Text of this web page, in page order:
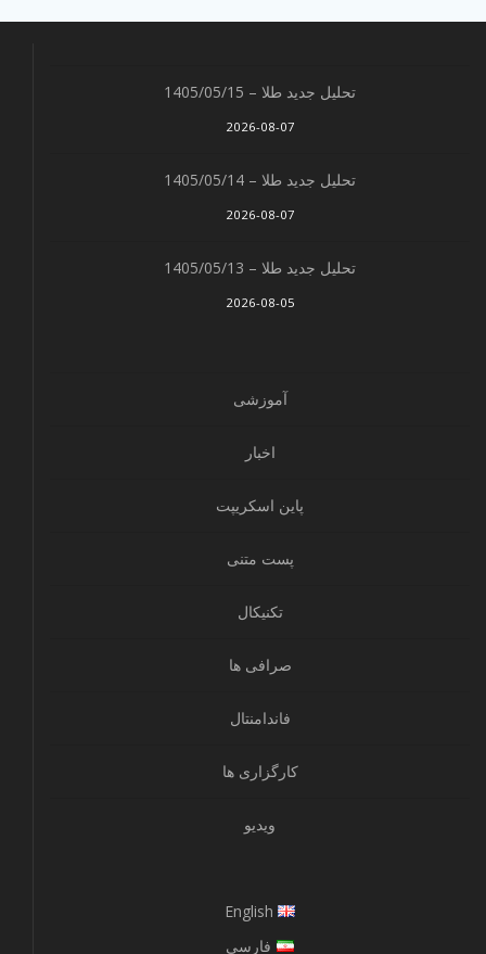
تحلیل جدید طلا – 1405/05/15
2026-08-07
تحلیل جدید طلا – 1405/05/14
2026-08-07
تحلیل جدید طلا – 1405/05/13
2026-08-05
آموزشی
اخبار
پاین اسکریپت
پست متنی
تکنیکال
صرافی ها
فاندامنتال
کارگزاری ها
ویدیو
English
فارسی